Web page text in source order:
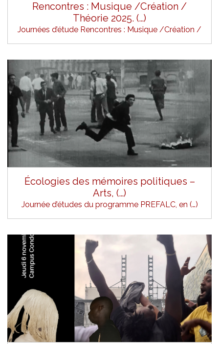
Rencontres : Musique /Création /
Théorie 2025. (…)
Journées d’étude Rencontres : Musique /Création /
Écologies des mémoires politiques –
Arts, (…)
Journée d’études du programme PREFALC, en (…)